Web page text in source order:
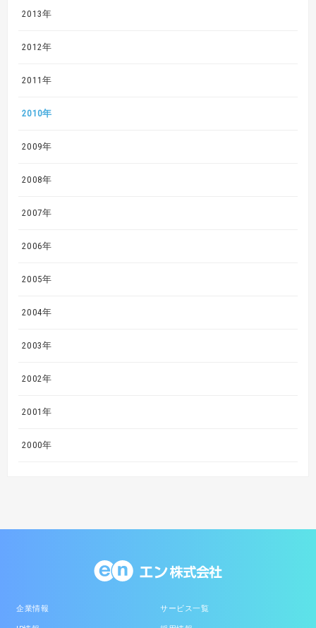
2013年
2012年
2011年
2010年
2009年
2008年
2007年
2006年
2005年
2004年
2003年
2002年
2001年
2000年
企業情報 サービス一覧